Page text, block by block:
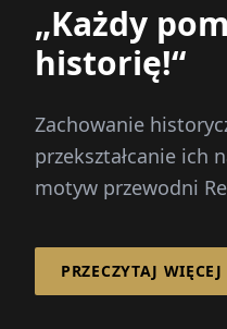
„Każdy
historię!“
Zachowanie
przekształcanie ich
motyw przewodni
Christiana Baierla
PRZECZYTAJ WIĘCEJ